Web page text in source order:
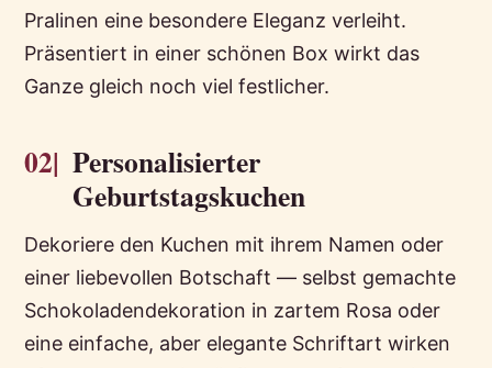
Pralinen eine besondere Eleganz verleiht.
Präsentiert in einer schönen Box wirkt das
Ganze gleich noch viel festlicher.
02| Personalisierter
Geburtstagskuchen
Dekoriere den Kuchen mit ihrem Namen oder
einer liebevollen Botschaft — selbst gemachte
Schokoladendekoration in zartem Rosa oder
eine einfache, aber elegante Schriftart wirken